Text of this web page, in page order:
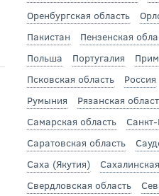
Оренбургская область
Пакистан
Пензенская
Польша
Португалия
Псковская область
Россия
Румыния
Рязанская
Самарская область
Саратовская область
Саха (Якутия)
Свердловская область